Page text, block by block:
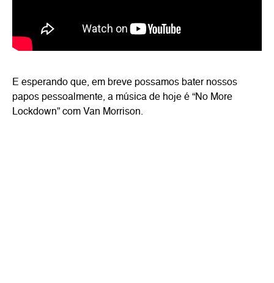
E esperando que, em breve possamos bater nossos
papos pessoalmente, a música de hoje é “No More
Lockdown” com Van Morrison.